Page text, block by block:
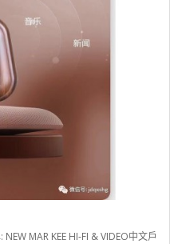
MAR KEE HI-FI & VIDEO中文戶